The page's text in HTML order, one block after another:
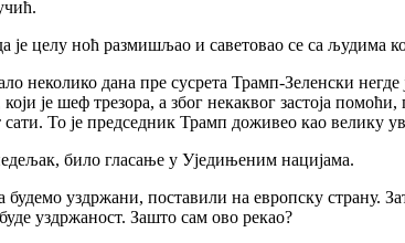
је целу ноћ размишљао и саветовао се са људима
неколико дана пре сусрета Трамп-Зеленски
је шеф трезора, а због некаквог застоја
сати. То је председник Трамп доживео као велику
било гласање у Уједињеним нацијама.
уздржани, поставили на европску страну.
уздржаност. Зашто сам ово рекао?